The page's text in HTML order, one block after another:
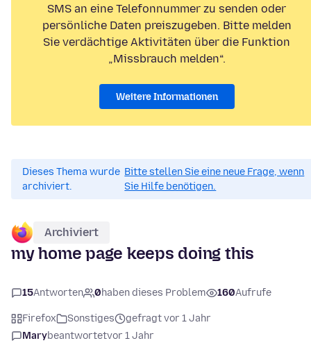
SMS an eine Telefonnummer zu senden oder
persönliche Daten preiszugeben. Bitte melden
Sie verdächtige Aktivitäten über die Funktion
„Missbrauch melden“.
Weitere Informationen
Dieses Thema wurde
archiviert.
Bitte stellen Sie eine neue Frage, wenn
Sie Hilfe benötigen.
Archiviert
my home page keeps doing this
15Antworten 0haben dieses Problem 160Aufrufe
Firefox Sonstiges
gefragt vor 1 Jahr
Marybeantwortetvor 1 Jahr